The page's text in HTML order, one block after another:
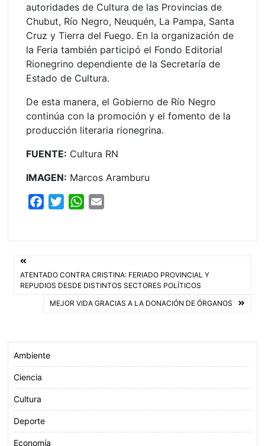
autoridades de Cultura de las Provincias de
Chubut, Río Negro, Neuquén, La Pampa, Santa
Cruz y Tierra del Fuego. En la organización de
la Feria también participó el Fondo Editorial
Rionegrino dependiente de la Secretaría de
Estado de Cultura.
De esta manera, el Gobierno de Río Negro
continúa con la promoción y el fomento de la
producción literaria rionegrina.
FUENTE: Cultura RN
IMAGEN: Marcos Aramburu
o
e
W
A
p
Navegación
de
entradas
ATENTADO CONTRA CRISTINA: FERIADO PROVINCIAL Y
REPUDIOS DESDE DISTINTOS SECTORES POLÍTICOS
MEJOR VIDA GRACIAS A LA DONACIÓN DE ÓRGANOS
Ambiente
Ciencia
Cultura
Deporte
Economía